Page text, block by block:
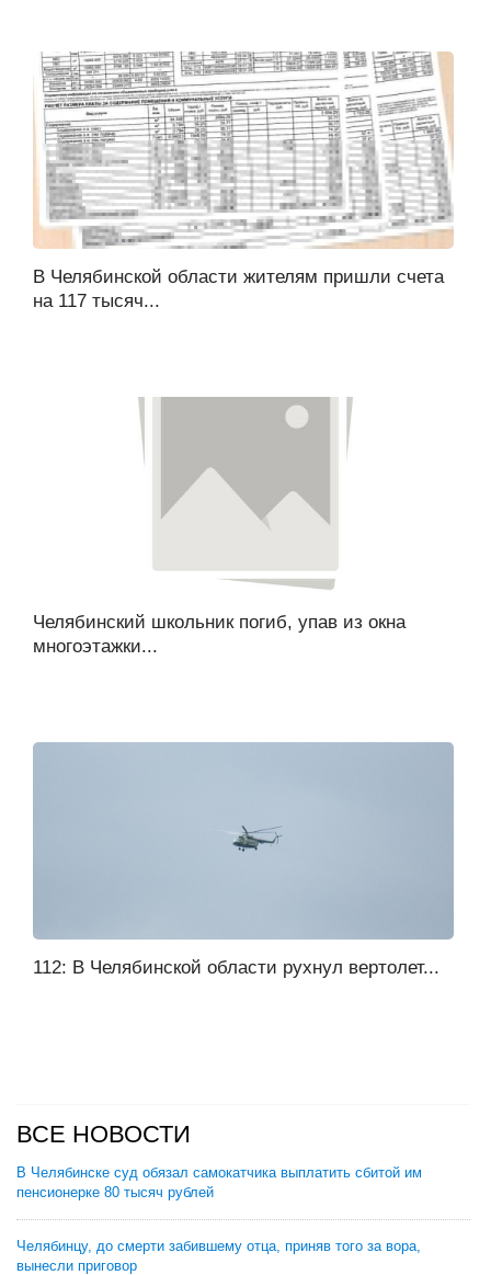
В Челябинской области жителям пришли счета
на 117 тысяч...
Челябинский школьник погиб, упав из окна
многоэтажки...
112: В Челябинской области рухнул вертолет...
ВСЕ НОВОСТИ
В Челябинске суд обязал самокатчика выплатить сбитой им
пенсионерке 80 тысяч рублей
Челябинцу, до смерти забившему отца, приняв того за вора,
вынесли приговор